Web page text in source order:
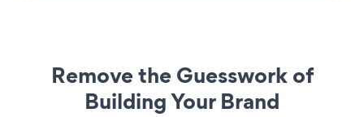
Remove the Guesswork of
Building Your Brand